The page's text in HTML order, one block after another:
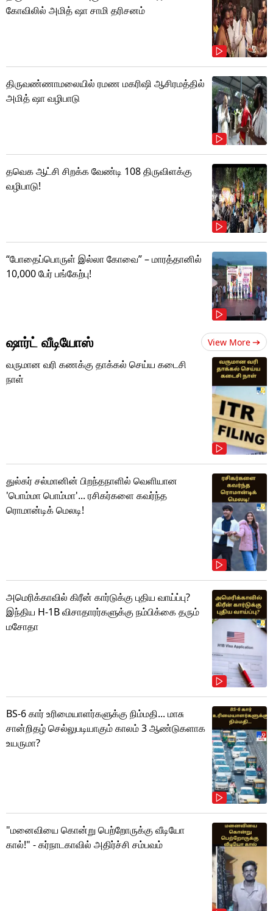
கோவிலில் அமித் ஷா சாமி தரிசனம்
திருவண்ணாமலையில் ரமண மகரிஷி ஆசிரமத்தில்
அமித் ஷா வழிபாடு
தவெக ஆட்சி சிறக்க வேண்டி 108 திருவிளக்கு
வழிபாடு!
“போதைப்பொருள் இல்லா கோவை” – மாரத்தானில்
10,000 பேர் பங்கேற்பு!
ஷார்ட் வீடியோஸ் View More
வருமான வரி கணக்கு தாக்கல் செய்ய கடைசி
நாள்
துல்கர் சல்மானின் பிறந்தநாளில் வெளியான
'பொம்மா பொம்மா'... ரசிகர்களை கவர்ந்த
ரொமான்டிக் மெலடி!
அமெரிக்காவில் கிரீன் கார்டுக்கு புதிய வாய்ப்பு?
இந்திய H-1B விசாதாரர்களுக்கு நம்பிக்கை தரும்
மசோதா
BS-6 கார் உரிமையாளர்களுக்கு நிம்மதி... மாசு
சான்றிதழ் செல்லுபடியாகும் காலம் 3 ஆண்டுகளாக
உயருமா?
"மனைவியை கொன்று பெற்றோருக்கு வீடியோ
கால்!" - கர்நாடகாவில் அதிர்ச்சி சம்பவம்